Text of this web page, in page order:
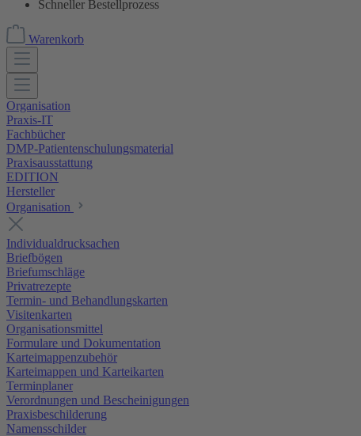
Schneller Bestellprozess
Warenkorb
Organisation
Praxis-IT
Fachbücher
DMP-Patientenschulungsmaterial
Praxisausstattung
EDITION
Hersteller
Organisation
Individualdrucksachen
Briefbögen
Briefumschläge
Privatrezepte
Termin- und Behandlungskarten
Visitenkarten
Organisationsmittel
Formulare und Dokumentation
Karteimappenzubehör
Karteimappen und Karteikarten
Terminplaner
Verordnungen und Bescheinigungen
Praxisbeschilderung
Namensschilder